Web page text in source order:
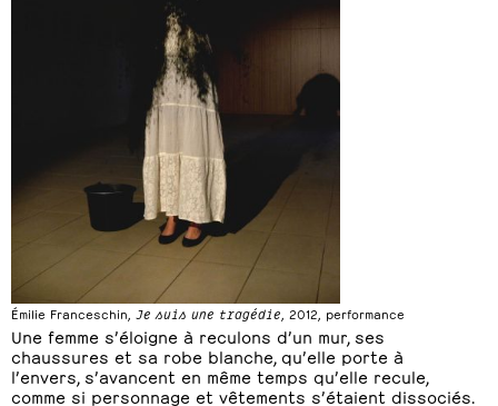
Émilie Franceschin, Je suis une tragédie, 2012, performance
Une femme s’éloigne à reculons d’un mur, ses
chaussures et sa robe blanche, qu’elle porte à
l’envers, s’avancent en même temps qu’elle recule,
comme si personnage et vêtements s’étaient dissociés.